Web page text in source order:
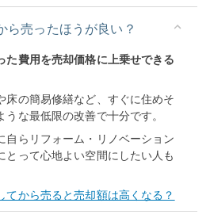
ら売ったほうが良い？
た費用を売却価格に上乗せできる
床の簡易修繕など、すぐに住めそ
うな最低限の改善で十分です。
自らリフォーム・リノベーション
とって心地よい空間にしたい人も
てから売ると売却額は高くなる？